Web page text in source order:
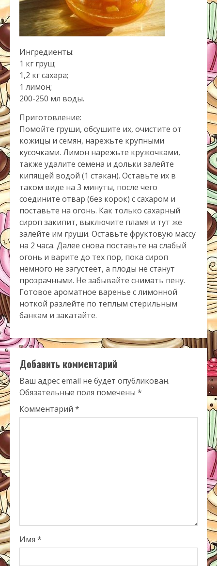
Ингредиенты:
1 кг груш;
1,2 кг сахара;
1 лимон;
200-250 мл воды.
Приготовление:
Помойте груши, обсушите их, очистите от
кожицы и семян, нарежьте крупными
кусочками. Лимон нарежьте кружочками,
также удалите семена и дольки залейте
кипящей водой (1 стакан). Оставьте их в
таком виде на 3 минуты, после чего
соедините отвар (без корок) с сахаром и
поставьте на огонь. Как только сахарный
сироп закипит, выключите пламя и тут же
залейте им груши. Оставьте фруктовую массу
на 2 часа. Далее снова поставьте на слабый
огонь и варите до тех пор, пока сироп
немного не загустеет, а плоды не станут
прозрачными. Не забывайте снимать пену.
Готовое ароматное варенье с лимонной
ноткой разлейте по тёплым стерильным
банкам и закатайте.
Добавить комментарий
Ваш адрес email не будет опубликован.
Обязательные поля помечены *
Комментарий *
Имя *